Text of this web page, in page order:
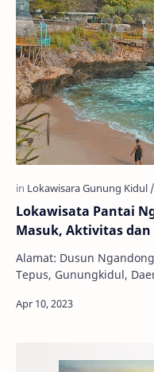
Lokawisata Pantai
Masuk, Aktivitas dan
Alamat: Dusun
Tepus, Gunungkidul,